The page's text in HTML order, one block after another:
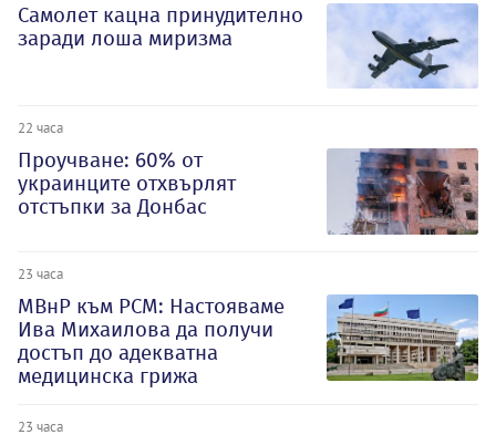
Самолет кацна принудително
заради лоша миризма
22 часа
Проучване: 60% от
украинците отхвърлят
отстъпки за Донбас
23 часа
МВнР към РСМ: Настояваме
Ива Михаилова да получи
достъп до адекватна
медицинска грижа
23 часа